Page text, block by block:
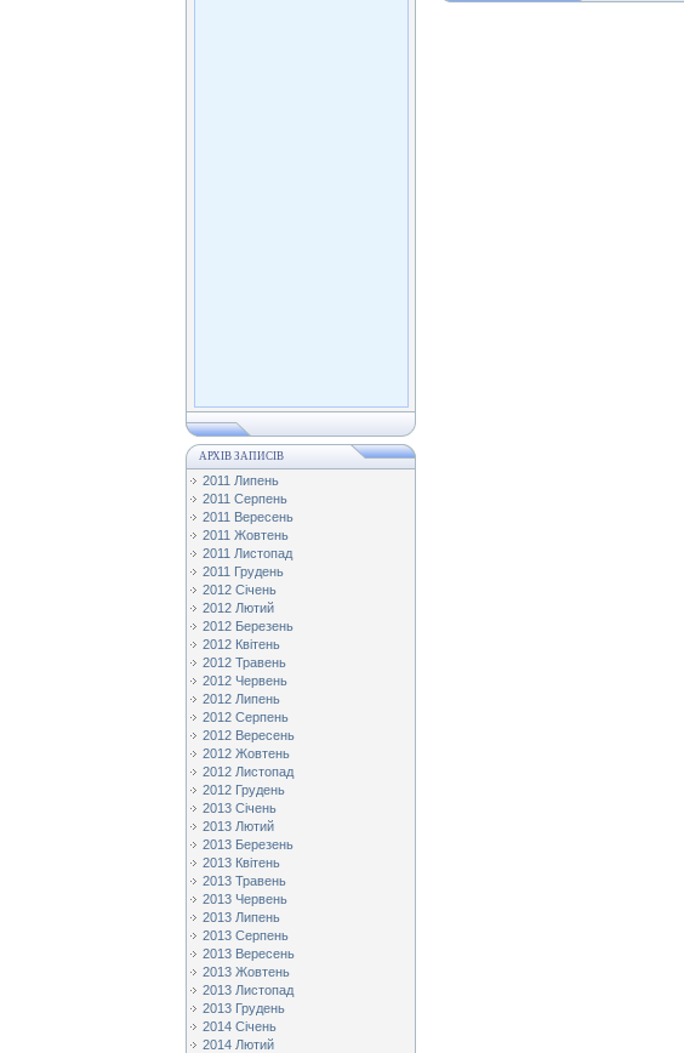
АРХІВ ЗАПИСІВ
2011 Липень
2011 Серпень
2011 Вересень
2011 Жовтень
2011 Листопад
2011 Грудень
2012 Січень
2012 Лютий
2012 Березень
2012 Квітень
2012 Травень
2012 Червень
2012 Липень
2012 Серпень
2012 Вересень
2012 Жовтень
2012 Листопад
2012 Грудень
2013 Січень
2013 Лютий
2013 Березень
2013 Квітень
2013 Травень
2013 Червень
2013 Липень
2013 Серпень
2013 Вересень
2013 Жовтень
2013 Листопад
2013 Грудень
2014 Січень
2014 Лютий